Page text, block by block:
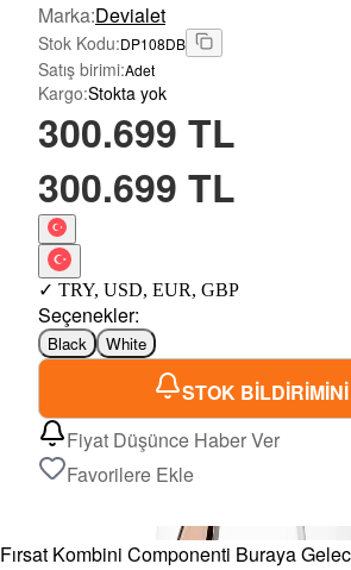
Marka:Devialet
Stok Kodu:DP108DB
Satış birimi:Adet
Kargo:Stokta yok
300.699 TL
300.699 TL
✓ TRY, USD, EUR, GBP
Seçenekler:
Black White
STOK
Fiyat Düşünce Haber Ver
Favorilere Ekle
Fırsat Kombini Componenti Buraya